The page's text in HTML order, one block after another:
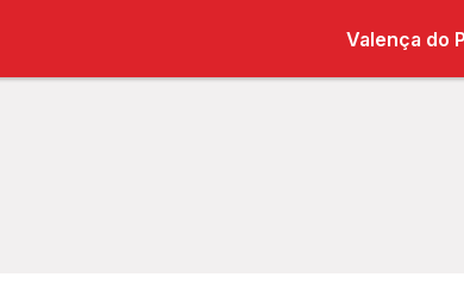
Valença do